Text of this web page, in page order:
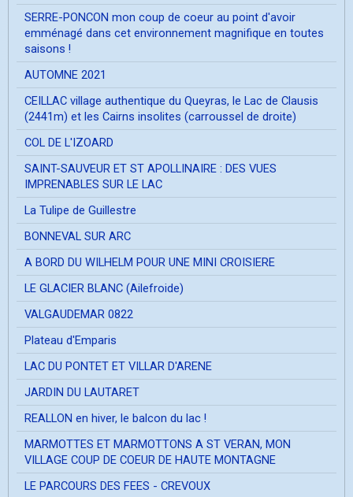
SERRE-PONCON mon coup de coeur au point d'avoir
emménagé dans cet environnement magnifique en toutes
saisons !
AUTOMNE 2021
CEILLAC village authentique du Queyras, le Lac de Clausis
(2441m) et les Cairns insolites (carroussel de droite)
COL DE L'IZOARD
SAINT-SAUVEUR ET ST APOLLINAIRE : DES VUES
IMPRENABLES SUR LE LAC
La Tulipe de Guillestre
BONNEVAL SUR ARC
A BORD DU WILHELM POUR UNE MINI CROISIERE
LE GLACIER BLANC (Ailefroide)
VALGAUDEMAR 0822
Plateau d'Emparis
LAC DU PONTET ET VILLAR D'ARENE
JARDIN DU LAUTARET
REALLON en hiver, le balcon du lac !
MARMOTTES ET MARMOTTONS A ST VERAN, MON
VILLAGE COUP DE COEUR DE HAUTE MONTAGNE
LE PARCOURS DES FEES - CREVOUX